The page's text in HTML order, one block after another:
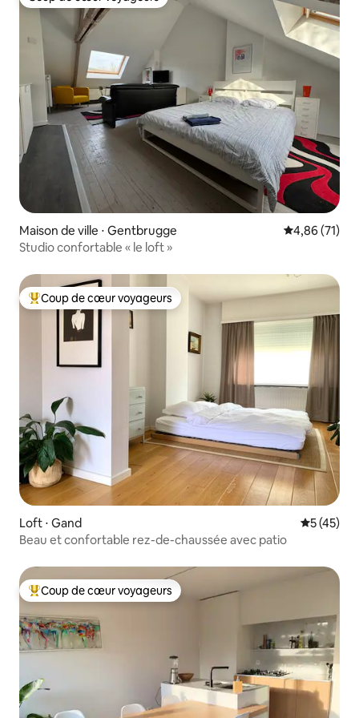
Coup de cœur voyageurs
Maison de ville ⋅ Gentbrugge Évaluation
4,86 (71)
Studio confortable « le loft »
Coups de cœur voyageurs les plus appréciés
Coup de cœur voyageurs
Loft ⋅ Gand
5 (45)
Beau et confortable rez-de-chaussée avec patio
Coups de cœur voyageurs les plus appréciés
Coup de cœur voyageurs